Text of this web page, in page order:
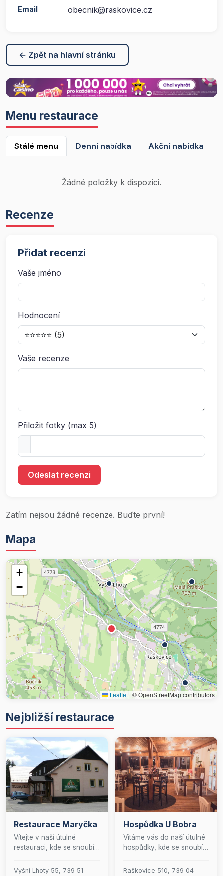
Email obecnik@raskovice.cz
← Zpět na hlavní stránku
Menu restaurace
Stálé menu Denní nabídka Akční nabídka
Žádné položky k dispozici.
Recenze
Přidat recenzi
Vaše jméno
Hodnocení
Vaše recenze
Přiložit fotky (max 5)
Odeslat recenzi
Zatím nejsou žádné recenze. Buďte první!
Mapa
+
−
Leaflet | © OpenStreetMap contributors
Nejbližší restaurace
Restaurace Maryčka
Vítejte v naší útulné
restauraci, kde se snoubí
lahůdkami z celého světa.
Vyšní Lhoty 55, 739 51
Hospůdka U Bobra
Vítáme vás do naší útulné
hospůdky, kde se snoubí
atmosféra s vášní pro
Raškovice 510, 739 04